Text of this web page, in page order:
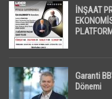
İNŞAAT
Garanti
Dönemi